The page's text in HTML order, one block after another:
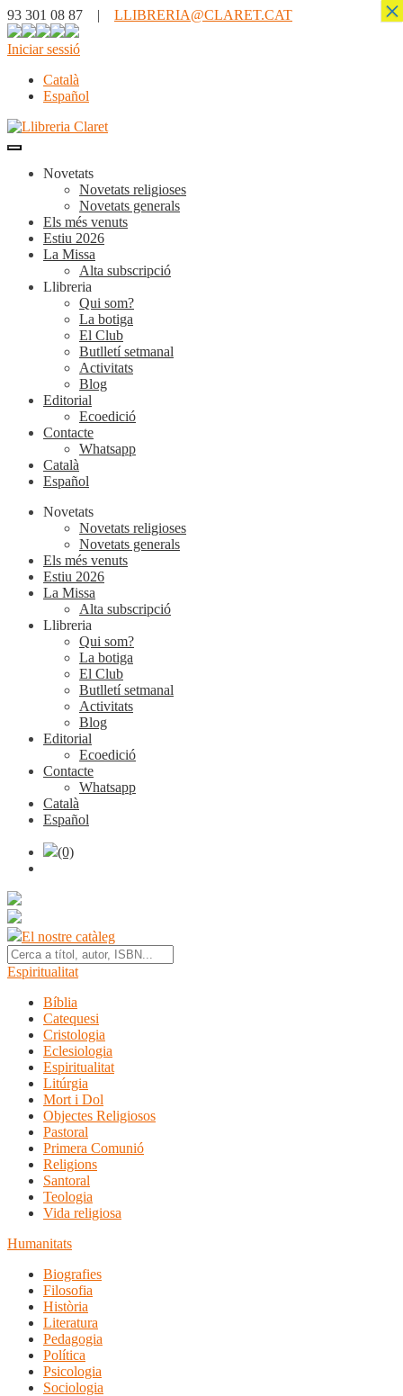
93 301 08 87 | LLIBRERIA@CLARET.CAT
Iniciar sessió
Català
Español
Novetats
Novetats religioses
Novetats generals
Els més venuts
Estiu 2026
La Missa
Alta subscripció
Llibreria
Qui som?
La botiga
El Club
Butlletí setmanal
Activitats
Blog
Editorial
Ecoedició
Contacte
Whatsapp
Català
Español
Novetats
Novetats religioses
Novetats generals
Els més venuts
Estiu 2026
La Missa
Alta subscripció
Llibreria
Qui som?
La botiga
El Club
Butlletí setmanal
Activitats
Blog
Editorial
Ecoedició
Contacte
Whatsapp
Català
Español
(0)
El nostre catàleg
Espiritualitat
Bíblia
Catequesi
Cristologia
Eclesiologia
Espiritualitat
Litúrgia
Mort i Dol
Objectes Religiosos
Pastoral
Primera Comunió
Religions
Santoral
Teologia
Vida religiosa
Humanitats
Biografies
Filosofia
Història
Literatura
Pedagogia
Política
Psicologia
Sociologia
×